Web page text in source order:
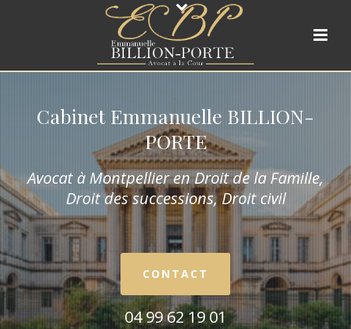
Cabinet Emmanuelle BILLION-
PORTE
Avocat à Montpellier en Droit de la Famille,
Droit des successions, Droit civil
CONTACT
04 99 62 19 01